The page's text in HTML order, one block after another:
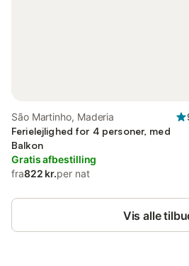
São Martinho, Maderia
Ferielejlighed for 4 personer, med
Balkon
Gratis afbestilling
fra822 kr.per nat
Vis alle